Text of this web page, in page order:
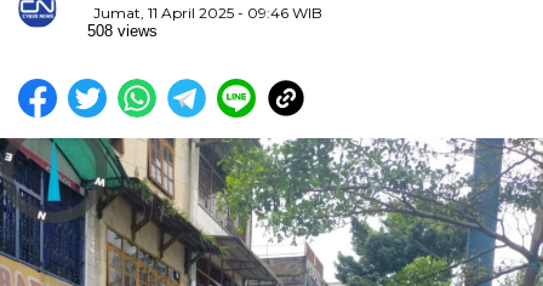
Jumat, 11 April 2025 - 09:46 WIB
508 views